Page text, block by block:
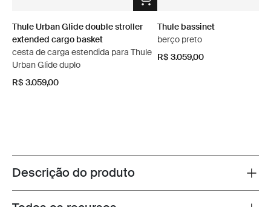
Thule Urban Glide double stroller
extended cargo basket
cesta de carga estendida para Thule
Urban Glide duplo
R$ 3.059,00
Thule bassinet
berço preto
R$ 3.059,00
Toggle overview
Descrição do produto